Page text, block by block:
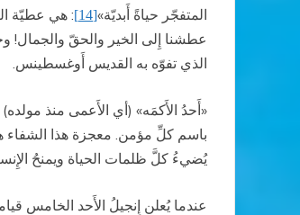
المتفجّر حياةً أَبديّة»[14] : هي عطيّة
عطشنا إِلى الخير والحقّ والجمال!
الذي تفوّه به القديس أَوغسطينس.
«أَحدُ الأَكمَه» (أي الأَعمى منذ
باسم كلِّ مؤمن. معجزة هذا الشفاء
يُضيءُ كلَّ ظلمات الحياة ويمنحُ
عندما يُعلن إِنجيلُ الأَحد الخامس